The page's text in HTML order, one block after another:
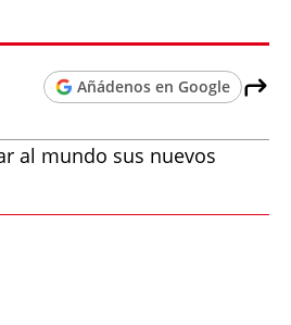
Añádenos en Google
al mundo sus nuevos